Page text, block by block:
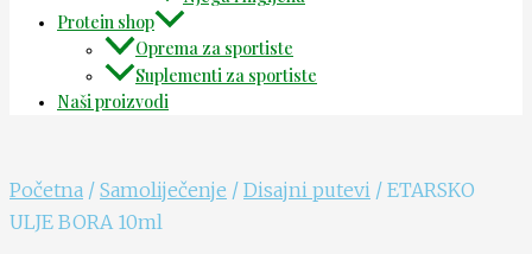
Protein shop
Oprema za sportiste
Suplementi za sportiste
Naši proizvodi
Početna / Samoliječenje / Disajni putevi / ETARSKO
ULJE BORA 10ml